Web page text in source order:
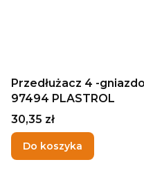
Przedłużacz 4 -
97494 PLASTROL
Cena
30,35 zł
Do koszyka